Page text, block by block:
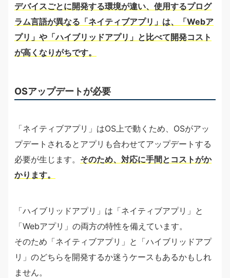
デバイスごとに開発する環境が違い、使用するプログ
ラム言語が異なる「ネイティブアプリ」は、「Webア
プリ」や「ハイブリッドアプリ」と比べて開発コスト
が高くなりがちです。
OSアップデートが必要
「ネイティブアプリ」はOS上で動くため、OSがアッ
プデートされるとアプリも合わせてアップデートする
必要が生じます。 そのため、対応に手間とコストがか
かります。
「ハイブリッドアプリ」は「ネイティブアプリ」と
「Webアプリ」の両方の特性を備えています。
そのため「ネイティブアプリ」と「ハイブリッドアプ
リ」のどちらを開発するか迷うケースもあるかもしれ
ません。